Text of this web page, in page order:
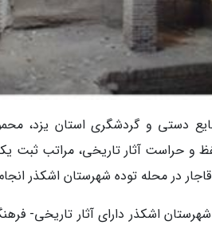
دستی و گردشگری استان یزد،
و حراست آثار تاریخی، مراتب ثبت
در محله توده شهرستان اشکذر
اشکذر دارای آثار تاریخی-